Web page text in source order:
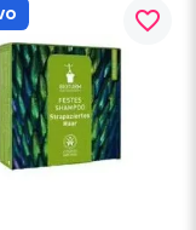
favorite_border